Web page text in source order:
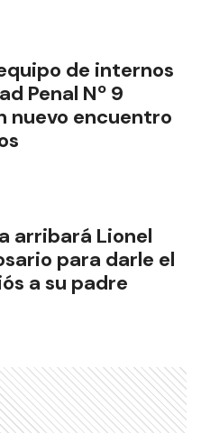
de internos
Penal Nº 9
nuevo encuentro
arribará Lionel
para darle el
a su padre